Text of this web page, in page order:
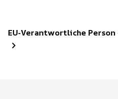
EU-Verantwortliche